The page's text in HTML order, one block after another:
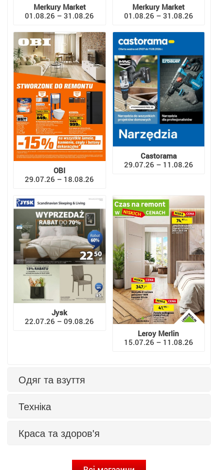
Merkury Market
01.08.26 – 31.08.26
Merkury Market
01.08.26 – 31.08.26
OBI
29.07.26 – 18.08.26
Castorama
29.07.26 – 11.08.26
Jysk
22.07.26 – 09.08.26
Leroy Merlin
15.07.26 – 11.08.26
Одяг та взуття
Техніка
Краса та здоров'я